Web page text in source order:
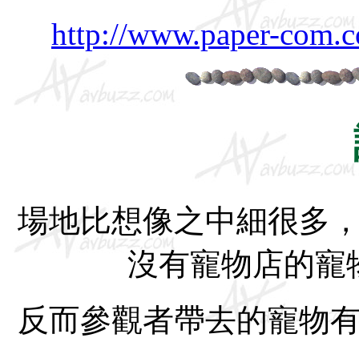
http://www.paper-
場地比想像之中細很多
沒有寵物店的寵
反而參觀者帶去的寵物